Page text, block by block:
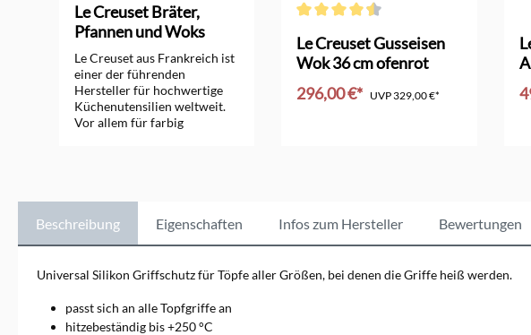
Le Creuset Bräter,
Pfannen und Woks
Le Creuset aus Frankreich ist
einer der führenden
Hersteller für hochwertige
Küchenutensilien weltweit.
Vor allem für farbig
Jahrzehnten bekannt.
Zusätzlich bietet Le Creuset
sehr gute Töpfe aus Edelstahl
und Aluminium, Küchen-
Keramik und Kochutensilien
an. Sie alle erfüllen besonders
Le Creuset Gusseisen
Wok 36 cm ofenrot
296,00 €* UVP329,00 €*
Beschreibung Eigenschaften Infos zum Hersteller Bewertungen
Universal Silikon Griffschutz für Töpfe aller Größen, bei denen die Griffe heiß werden.
passt sich an alle Topfgriffe an
hitzebeständig bis +250 °C